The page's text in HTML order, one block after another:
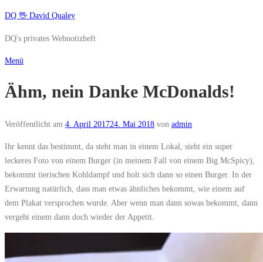
Zum
springen
DQ 🖖 David Qualey
DQ's privates Webnotizheft
Menü
Ähm, nein Danke McDonalds!
Veröffentlicht am 4. April 201724. Mai 2018 von admin
Ihr kennt das bestimmt, da steht man in einem Lokal, sieht ein super
leckeres Foto von einem Burger (in meinem Fall von einem Big McSpicy),
bekommt tierischen Kohldampf und holt sich dann so einen Burger. In der
Erwartung natürlich, dass man etwas ähnliches bekommt, wie einem auf
dem Plakat versprochen wurde. Aber wenn man dann sowas bekommt, dann
vergeht einem dann doch wieder der Appetit.